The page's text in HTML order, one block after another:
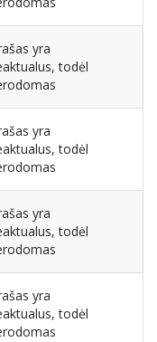
yra
todėl
yra
todėl
yra
todėl
yra
todėl